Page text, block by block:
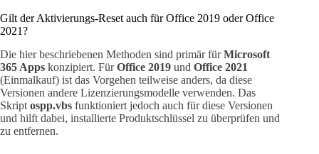
Gilt der Aktivierungs-Reset auch für Office 2019 oder Office
2021?
Die hier beschriebenen Methoden sind primär fürMicrosoft
365 Apps konzipiert. FürOffice 2019 und Office 2021
(Einmalkauf) ist das Vorgehen teilweise anders, da diese
Versionen andere Lizenzierungsmodelle verwenden. Das
Skript ospp.vbs funktioniert jedoch auch für diese Versionen
und hilft dabei, installierte Produktschlüssel zu überprüfen und
zu entfernen.